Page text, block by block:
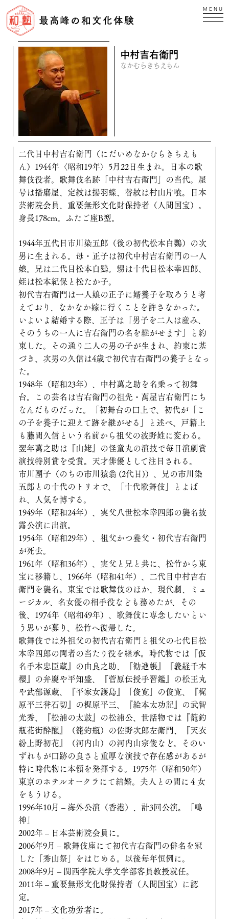
最高峰の和文化体験
MENU
中村吉右衛門
なかむらきちえもん
二代目中村吉右衛門（にだいめなかむらきちえも
ん）1944年〈昭和19年〉5月22日生まれ。日本の歌
舞伎役者。歌舞伎名跡「中村吉右衛門」の当代。屋
号は播磨屋、定紋は揚羽蝶、替紋は村山片喰。日本
芸術院会員、重要無形文化財保持者（人間国宝）。
身長178cm。ふたご座B型。
1944年五代目市川染五郎（後の初代松本白鸚）の次
男に生まれる。母・正子は初代中村吉右衛門の一人
娘。兄は二代目松本白鸚。甥は十代目松本幸四郎、
姪は松本紀保と松たか子。
初代吉右衛門は一人娘の正子に婿養子を取ろうと考
えており、なかなか嫁に行くことを許さなかった。
いよいよ結婚する際、正子は「男子を二人は産み、
そのうちの一人に吉右衛門の名を継がせます」と約
束した。その通り二人の男の子が生まれ、約束に基
づき、次男の久信は4歳で初代吉右衛門の養子となっ
た。
1948年（昭和23年）、中村萬之助を名乗って初舞
台。この芸名は吉右衛門の祖先・萬屋吉右衛門にち
なんだものだった。「初舞台の口上で、初代が「こ
の子を養子に迎えて跡を継がせる」と述べ、戸籍上
も藤間久信という名前から祖父の波野姓に変わる。
翌年萬之助は『山姥』の怪童丸の演技で毎日演劇賞
演技特別賞を受賞。天才俳優として注目される。
市川團子（のちの市川猿翁 (2代目)）、兄の市川染
五郎との十代のトリオで、「十代歌舞伎」とよば
れ、人気を博する。
1949年（昭和24年）、実父八世松本幸四郎の襲名披
露公演に出演。
1954年（昭和29年）、祖父かつ養父・初代吉右衛門
が死去。
1961年（昭和36年）、実父と兄と共に、松竹から東
宝に移籍し、1966年（昭和41年）、二代目中村吉右
衛門を襲名。東宝では歌舞伎のほか、現代劇、ミュ
ージカル、名女優の相手役なども務めたが、その
後、1974年（昭和49年）、歌舞伎に専念したいとい
う思いが募り、松竹へ復帰した。
歌舞伎では外祖父の初代吉右衛門と祖父の七代目松
本幸四郎の両者の当たり役を継承。時代物では『仮
名手本忠臣蔵』の由良之助、『勧進帳』『義経千本
櫻』の弁慶や平知盛、『菅原伝授手習鑑』の松王丸
や武部源蔵、『平家女護島』「俊寛」の俊寛、『梶
原平三誉石切』の梶原平三、『絵本太功記』の武智
光秀、『松浦の太鼓』の松浦公、世話物では『籠釣
瓶花街酔醒』（籠釣瓶）の佐野次郎左衛門、『天衣
紛上野初花』（河内山）の河内山宗俊など。そのい
ずれもが口跡の良さと重厚な演技で存在感があるが
特に時代物に本領を発揮する。1975年（昭和50年）
東京のホテルオークラにて結婚。夫人との間に４女
をもうける。
1996年10月 – 海外公演（香港）、計3回公演。「鳴
神」
2002年 – 日本芸術院会員に。
2006年9月 – 歌舞伎座にて初代吉右衛門の俳名を冠
した「秀山祭」をはじめる。以後毎年恒例に。
2008年9月 – 関西学院大学文学部客員教授就任。
2011年 – 重要無形文化財保持者（人間国宝）に認
定。
2017年 – 文化功労者に。